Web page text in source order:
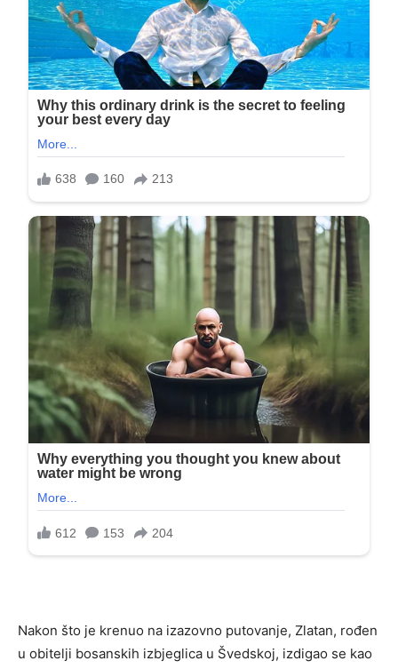
Nakon što je krenuo na izazovno putovanje, Zlatan, rođen
u obitelji bosanskih izbjeglica u Švedskoj, izdigao se kao